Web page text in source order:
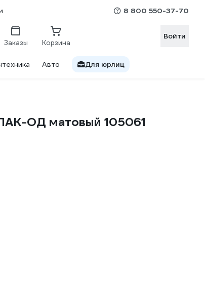
8 800 550-37-70
Заказы Корзина
Войти
Авто Для юрлиц
ОД матовый 105061